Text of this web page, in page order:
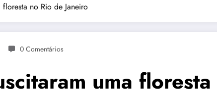
no Rio de Janeiro
0 Comentários
uma